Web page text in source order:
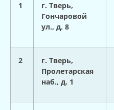
1
г. Тверь,
Гончаровой
ул., д. 8
2
г. Тверь,
Пролетарская
наб., д. 1